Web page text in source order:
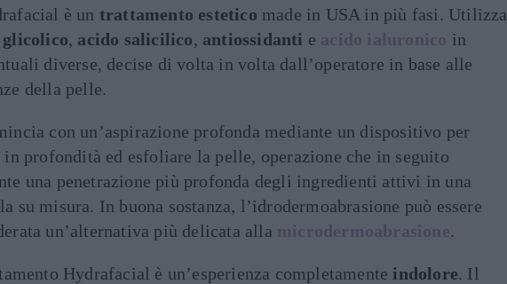
è un trattamento estetico made in USA in più fasi. Utilizza
glicolico, acido salicilico, antiossidanti e acido ialuronico in
diverse, decise di volta in volta dall’operatore in base alle
della pelle.
con un’aspirazione profonda mediante un dispositivo per
profondità ed esfoliare la pelle, operazione che in seguito
una penetrazione più profonda degli ingredienti attivi in una
su misura. In buona sostanza, l’idrodermoabrasione può essere
un’alternativa più delicata alla microdermoabrasione.
Hydrafacial è un’esperienza completamente indolore. Il